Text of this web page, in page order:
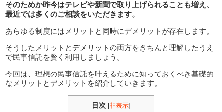
そのためか昨今はテレビや新聞で取り上げられることも増え、
最近では多くのご相談をいただきます。
あらゆる制度にはメリットと同時にデメリットが存在します。
そうしたメリットとデメリットの両方をきちんと理解したうえ
で民事信託を賢く利用しましょう。
今回は、理想の民事信託を叶えるために知っておくべき基礎的
なメリットとデメリットを紹介していきます。
目次 [非表示]